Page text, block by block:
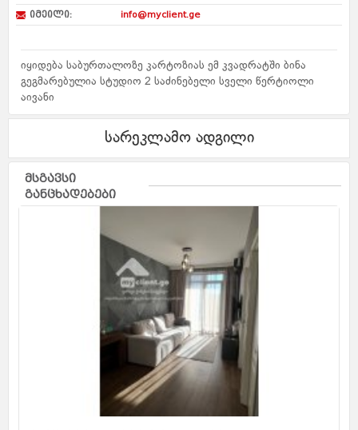
იმეილი:
info@myclient.ge
იყიდება საბურთალოზე კარტოზიას ემ კვადრატში ბინა
გეგმარებულია სტუდიო 2 საძინებელი სველი წერტიოლი
აივანი
სარეკლამო ადგილი
მსგავსი
განცხადებები